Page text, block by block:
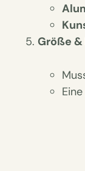
Größe &